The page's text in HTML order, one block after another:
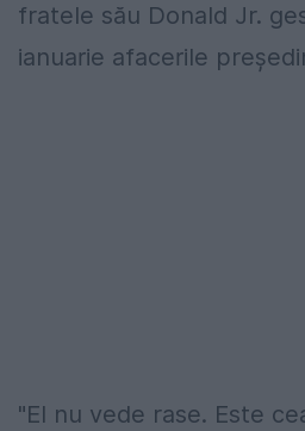
fratele său Donald Jr.
ianuarie afacerile
"El nu vede rase. Este